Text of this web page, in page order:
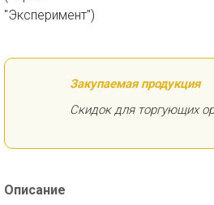
Закупаемая продукция
Скидок для торгующих
Описание